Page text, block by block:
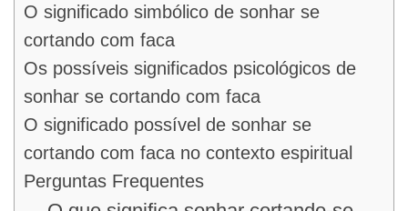
O significado simbólico de sonhar se
cortando com faca
Os possíveis significados psicológicos de
sonhar se cortando com faca
O significado possível de sonhar se
cortando com faca no contexto espiritual
Perguntas Frequentes